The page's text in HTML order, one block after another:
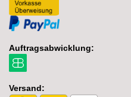
Auftragsabwicklung:
Versand: